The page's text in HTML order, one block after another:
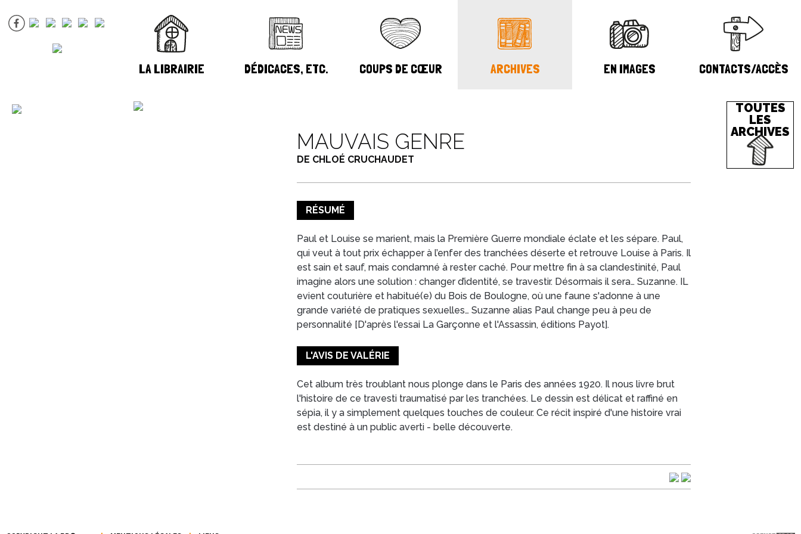
LA LIBRAIRIE DÉDICACES, ETC. COUPS DE CŒUR ARCHIVES EN IMAGES CONTACTS/ACCÈS
MAUVAIS GENRE
DE CHLOÉ CRUCHAUDET
RÉSUMÉ
Paul et Louise se marient, mais la Première Guerre mondiale éclate et les sépare. Paul,
qui veut à tout prix échapper à l’enfer des tranchées déserte et retrouve Louise à Paris. Il
est sain et sauf, mais condamné à rester caché. Pour mettre fin à sa clandestinité, Paul
imagine alors une solution : changer d’identité, se travestir. Désormais il sera… Suzanne. IL
evient couturière et habitué(e) du Bois de Boulogne, où une faune s'adonne à une
grande variété de pratiques sexuelles… Suzanne alias Paul change peu à peu de
personnalité [D'après l'essai La Garçonne et l'Assassin, éditions Payot].
L'AVIS DE VALÉRIE
Cet album très troublant nous plonge dans le Paris des années 1920. Il nous livre brut
l'histoire de ce travesti traumatisé par les tranchées. Le dessin est délicat et raffiné en
sépia, il y a simplement quelques touches de couleur. Ce récit inspiré d'une histoire vrai
est destiné à un public averti - belle découverte.
TOUTES
LES
ARCHIVES